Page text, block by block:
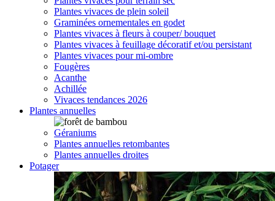
Plantes vivaces de plein soleil
Graminées ornementales en godet
Plantes vivaces à fleurs à couper/ bouquet
Plantes vivaces à feuillage décoratif et/ou persistant
Plantes vivaces pour mi-ombre
Fougères
Acanthe
Achillée
Vivaces tendances 2026
Plantes annuelles
Géraniums
Plantes annuelles retombantes
Plantes annuelles droites
Potager